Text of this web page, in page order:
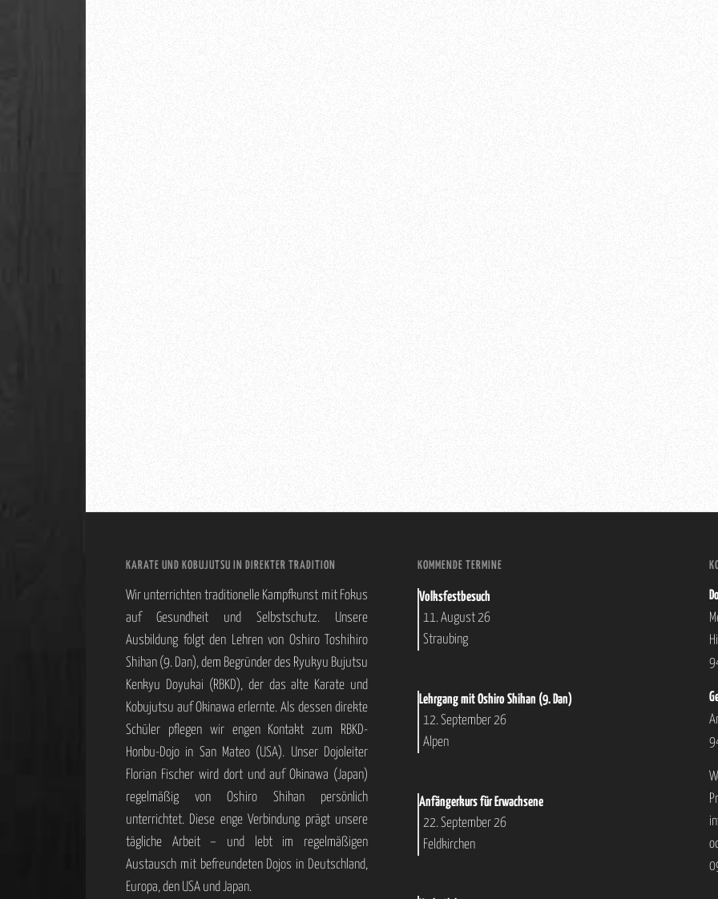
KARATE UND KOBUJUTSU IN DIREKTER TRADITION
Wir unterrichten traditionelle Kampfkunst mit Fokus
auf Gesundheit und Selbstschutz. Unsere
Ausbildung folgt den Lehren von Oshiro Toshihiro
Shihan (9. Dan), dem Begründer des Ryukyu Bujutsu
Kenkyu Doyukai (RBKD), der das alte Karate und
Kobujutsu auf Okinawa erlernte. Als dessen direkte
Schüler pflegen wir engen Kontakt zum RBKD-
Honbu-Dojo in San Mateo (USA). Unser Dojoleiter
Florian Fischer wird dort und auf Okinawa (Japan)
regelmäßig von Oshiro Shihan persönlich
unterrichtet. Diese enge Verbindung prägt unsere
tägliche Arbeit – und lebt im regelmäßigen
Austausch mit befreundeten Dojos in Deutschland,
Europa, den USA und Japan.
KOMMENDE TERMINE
Volksfestbesuch
11. August 26
Straubing
Lehrgang mit Oshiro Shihan (9. Dan)
12. September 26
Alpen
Anfängerkurs für Erwachsene
22. September 26
Feldkirchen